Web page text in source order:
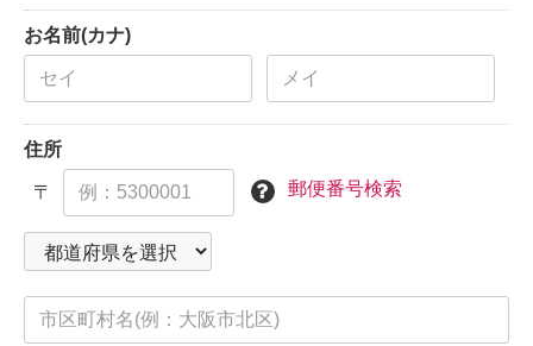
お名前(カナ)
住所
〒 郵便番号検索